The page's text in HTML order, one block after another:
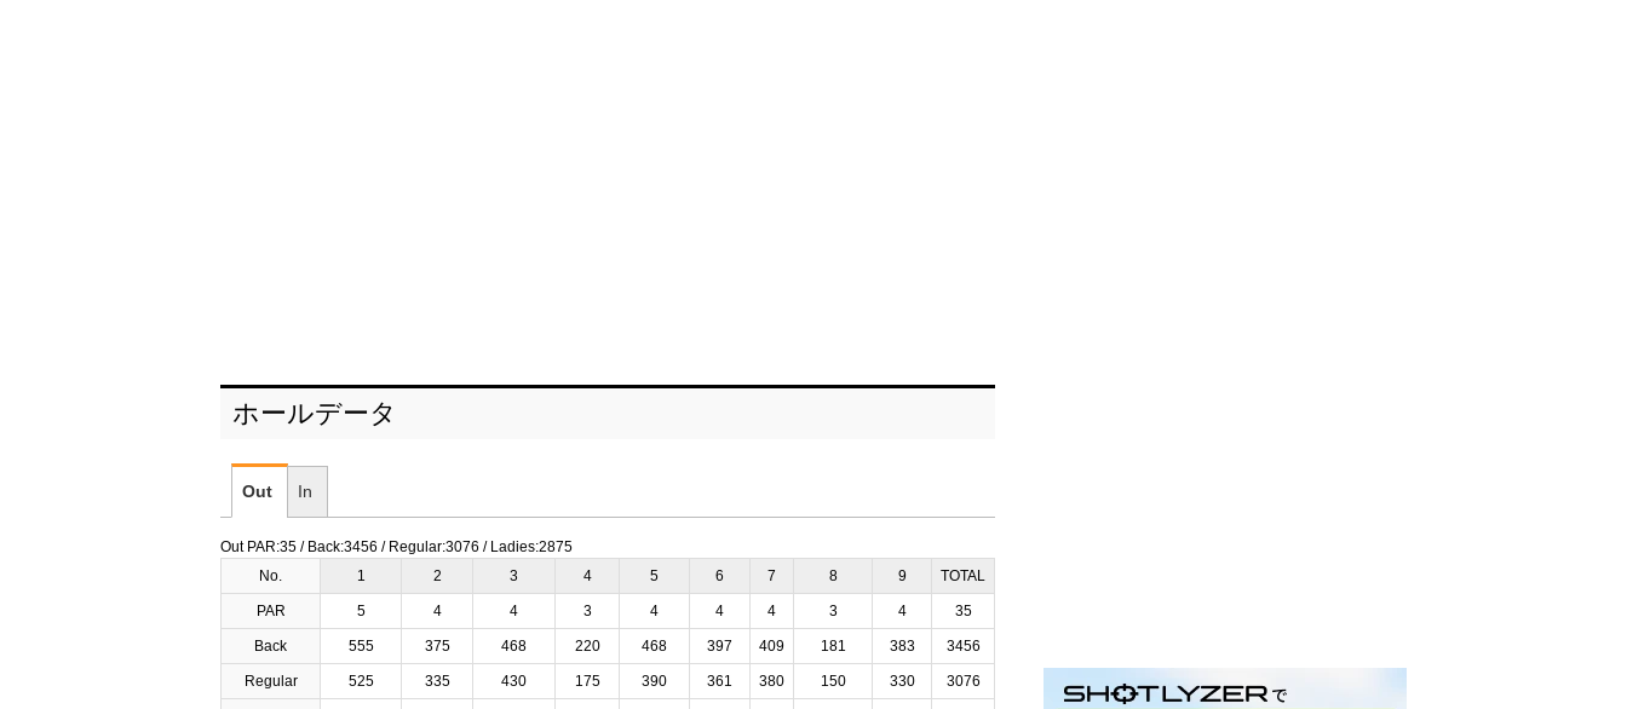
ホールデータ
Out In
Out PAR:35 / Back:3456 / Regular:3076 / Ladies:2875
No.
1 2 3 4 5 6 7 8 9 TOTAL
PAR 5 4 4 3 4 4 4 3 4 35
Back 555 375 468 220 468 397 409 181 383 3456
Regular 525 335 430 175 390 361 380 150 330 3076